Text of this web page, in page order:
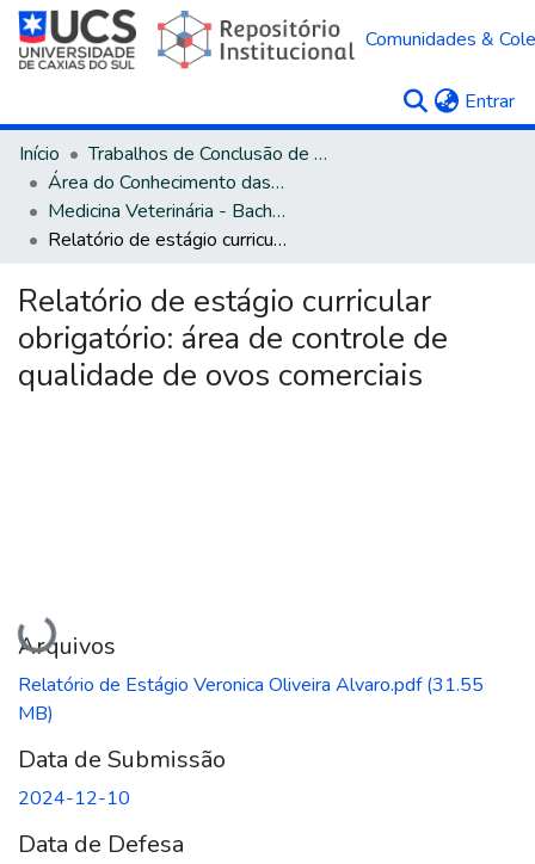
Comunidades &
Entrar
Início
Trabalhos de Conclusão de Curso
Área do Conhecimento das Ciências Agrárias
Medicina Veterinária - Bacharelado
Relatório de estágio curricular obrigatório: área de controle de qualidade de ovos comerciais
Relatório de estágio curricular
obrigatório: área de controle de
qualidade de ovos comerciais
Carregando...
Arquivos
Relatório de Estágio Veronica Oliveira Alvaro.pdf(31.55
MB)
Data de Submissão
2024-12-10
Data de Defesa